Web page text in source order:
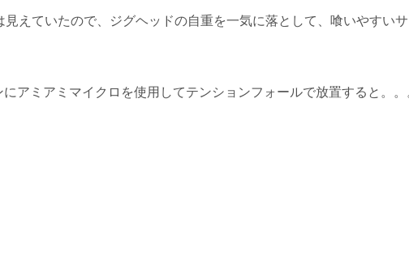
見えていたので、ジグヘッドの自重を一気に落として、喰いやすい
アミアミマイクロを使用してテンションフォールで放置すると。。